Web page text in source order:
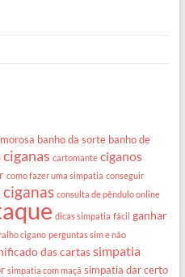
banho da sorte banho de
cartomante ciganos
como fazer uma simpatia conseguir
consulta de pêndulo online
dicas simpatia fácil ganhar
cigano perguntas sim e não
das cartassimpatia
simpatia com maçã simpatia dar certo